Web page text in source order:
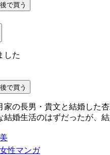
後で買う
した
後で買う
家の長男・貴文と結婚した
結婚生活のはずだったが、
性マンガ